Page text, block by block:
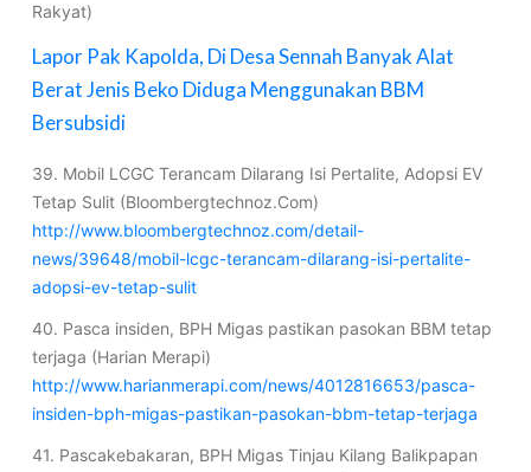
Rakyat)
Lapor Pak Kapolda, Di Desa Sennah Banyak Alat
Berat Jenis Beko Diduga Menggunakan BBM
Bersubsidi
39. Mobil LCGC Terancam Dilarang Isi Pertalite, Adopsi EV
Tetap Sulit (Bloombergtechnoz.Com)
http://www.bloombergtechnoz.com/detail-
news/39648/mobil-lcgc-terancam-dilarang-isi-pertalite-
adopsi-ev-tetap-sulit
40. Pasca insiden, BPH Migas pastikan pasokan BBM tetap
terjaga (Harian Merapi)
http://www.harianmerapi.com/news/4012816653/pasca-
insiden-bph-migas-pastikan-pasokan-bbm-tetap-terjaga
41. Pascakebakaran, BPH Migas Tinjau Kilang Balikpapan